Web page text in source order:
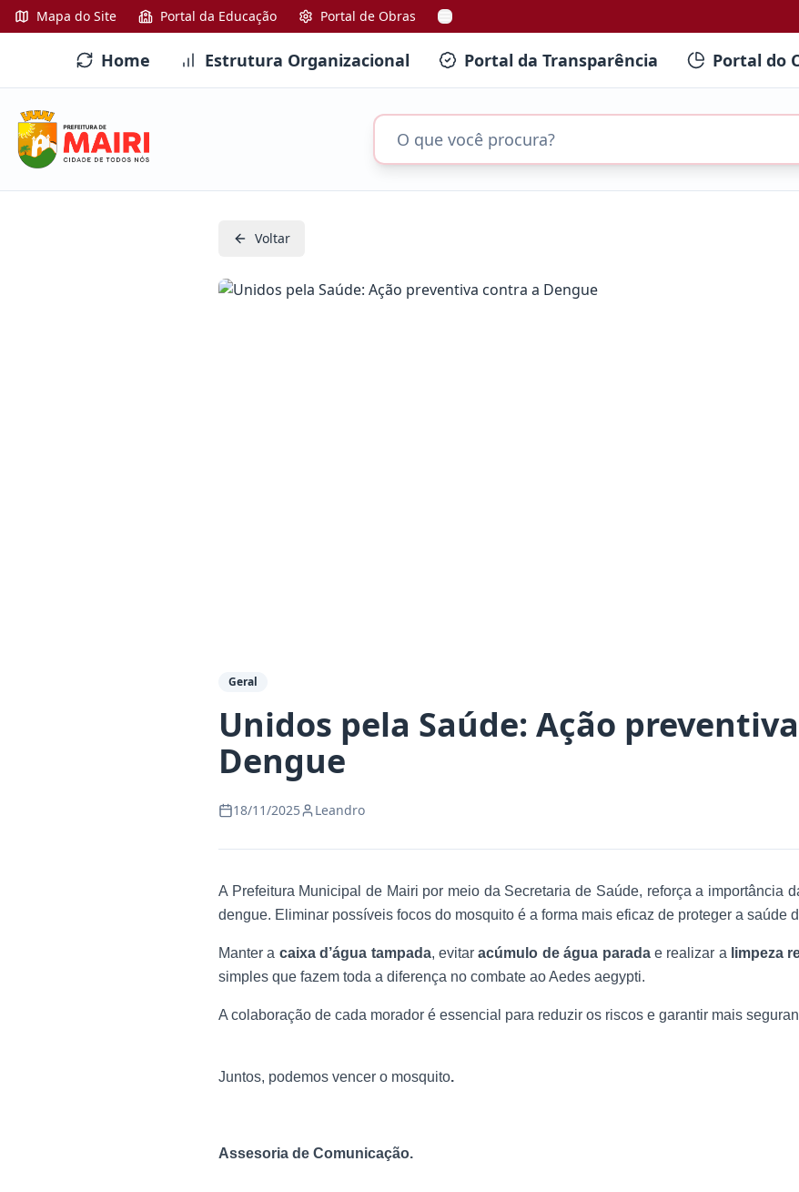
Mapa do Site Portal da Educação Portal de Obras
Home Estrutura Organizacional Portal da Transparência Portal do
Voltar
Geral
Unidos pela Saúde: Ação
Dengue
18/11/2025 Leandro
A Prefeitura Municipal de Mairi por meio da Secretaria de Saúde, reforça a importância
dengue. Eliminar possíveis focos do mosquito é a forma mais eficaz de proteger a saúde
Manter a caixa d’água tampada, evitaracúmulo de água paradae realizar a limpeza
simples que fazem toda a diferença no combate ao Aedes aegypti.
A colaboração de cada morador é essencial para reduzir os riscos e garantir mais
Juntos, podemos vencer o mosquito.
Assesoria de Comunicação.